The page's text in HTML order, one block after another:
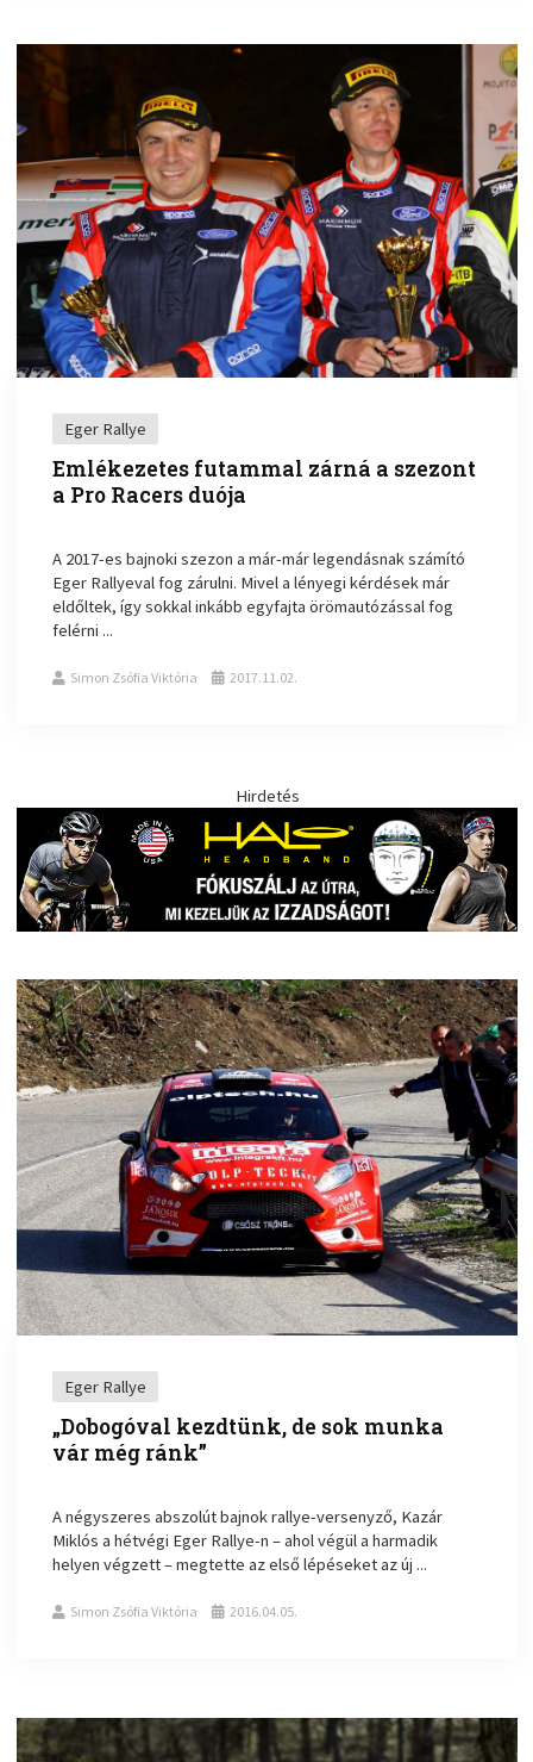
Eger Rallye
Emlékezetes futammal zárná a szezont
a Pro Racers duója
A 2017-es bajnoki szezon a már-már legendásnak számító
Eger Rallyeval fog zárulni. Mivel a lényegi kérdések már
eldőltek, így sokkal inkább egyfajta örömautózással fog
felérni ...
Simon Zsófia Viktória 2017.11.02.
Hirdetés
Eger Rallye
„Dobogóval kezdtünk, de sok munka
vár még ránk”
A négyszeres abszolút bajnok rallye-versenyző, Kazár
Miklós a hétvégi Eger Rallye-n – ahol végül a harmadik
helyen végzett – megtette az első lépéseket az új ...
Simon Zsófia Viktória 2016.04.05.